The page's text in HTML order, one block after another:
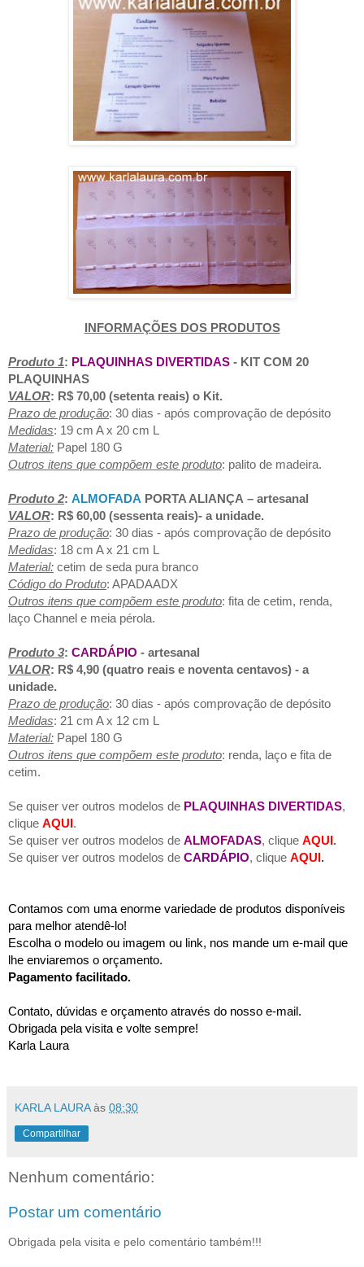
INFORMAÇÕES DOS PRODUTOS
Produto 1: PLAQUINHAS DIVERTIDAS - KIT COM 20
PLAQUINHAS
VALOR: R$ 70,00 (setenta reais) o Kit.
Prazo de produção: 30 dias - após comprovação de depósito
Medidas: 19 cm A x 20 cm L
Material: Papel 180 G
Outros itens que compõem este produto: palito de madeira.
Produto 2: ALMOFADA PORTA ALIANÇA – artesanal
VALOR: R$ 60,00 (sessenta reais)- a unidade.
Prazo de produção: 30 dias - após comprovação de depósito
Medidas: 18 cm A x 21 cm L
Material: cetim de seda pura branco
Código do Produto: APADAADX
Outros itens que compõem este produto: fita de cetim, renda,
laço Channel e meia pérola.
Produto 3: CARDÁPIO - artesanal
VALOR: R$ 4,90 (quatro reais e noventa centavos) - a
unidade.
Prazo de produção: 30 dias - após comprovação de depósito
Medidas: 21 cm A x 12 cm L
Material: Papel 180 G
Outros itens que compõem este produto: renda, laço e fita de
cetim.
Se quiser ver outros modelos de PLAQUINHAS DIVERTIDAS,
clique AQUI.
Se quiser ver outros modelos de ALMOFADAS, clique AQUI.
Se quiser ver outros modelos de CARDÁPIO, clique AQUI.
Contamos com uma enorme variedade de produtos disponíveis
para melhor atendê-lo!
Escolha o modelo ou imagem ou link, nos mande um e-mail que
lhe enviaremos o orçamento.
Pagamento facilitado.
Contato, dúvidas e orçamento através do nosso e-mail.
Obrigada pela visita e volte sempre!
Karla Laura
KARLA LAURA às 08:30
Compartilhar
Nenhum comentário:
Postar um comentário
Obrigada pela visita e pelo comentário também!!!